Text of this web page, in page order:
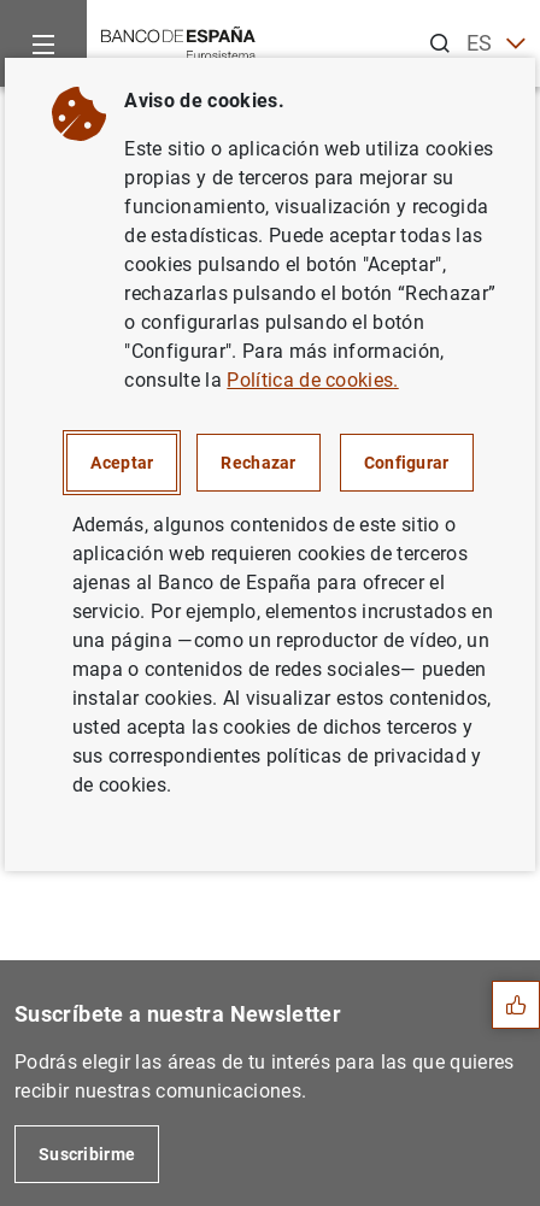
ESEN
Inicio Estadísticas
Volver
Publicación de los índices de
competitividad con precios
industriales
Capítulo 20. Tipos de cambio e índices de
competitividad
Debido a cambios en la información disponible en el FMI,
la publicación de los índices de competitividad con
precios industriales (IPRI) se ha realizado el día 28 de
noviembre.
Anterior
Siguiente
Se interrumpe la publicació...
Sugerencias
Suscríbete a nuestra Newsletter
Podrás elegir las áreas de tu interés para las que quieres
recibir nuestras comunicaciones.
Suscribirme
Aviso de cookies.
Este sitio o aplicación web utiliza cookies
propias y de terceros para mejorar su
funcionamiento, visualización y recogida
de estadísticas. Puede aceptar todas las
cookies pulsando el botón "Aceptar",
rechazarlas pulsando el botón “Rechazar”
o configurarlas pulsando el botón
"Configurar". Para más información,
consulte la Política de cookies.
Aceptar Rechazar Configurar
Además, algunos contenidos de este sitio o
aplicación web requieren cookies de terceros
ajenas al Banco de España para ofrecer el
servicio. Por ejemplo, elementos incrustados en
una página —como un reproductor de vídeo, un
mapa o contenidos de redes sociales— pueden
instalar cookies. Al visualizar estos contenidos,
usted acepta las cookies de dichos terceros y
sus correspondientes políticas de privacidad y
de cookies.